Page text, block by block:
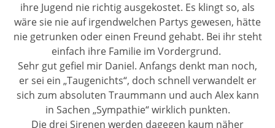
ihre Jugend nie richtig ausgekostet. Es klingt so, als
wäre sie nie auf irgendwelchen Partys gewesen, hätte
nie getrunken oder einen Freund gehabt. Bei ihr steht
einfach ihre Familie im Vordergrund.
Sehr gut gefiel mir Daniel. Anfangs denkt man noch,
er sei ein „Taugenichts“, doch schnell verwandelt er
sich zum absoluten Traummann und auch Alex kann
in Sachen „Sympathie“ wirklich punkten.
Die drei Sirenen werden dagegen kaum näher